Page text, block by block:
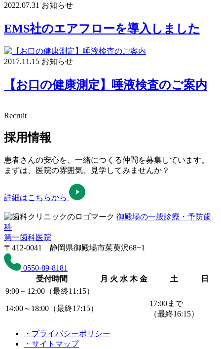
2022.07.31 お知らせ
EMS社のエアフローを導入しました
2017.11.15 お知らせ
【お口の健康測定】唾液検査のご案内
Recruit
採用情報
患者さんの安心を、一緒につくる仲間を募集しています。
まずは、医院の雰囲気。見学してみませんか？
詳細はこちらから
御殿場の一般診療・予防歯
科
第一歯科医院
〒412-0041 静岡県御殿場市茱萸沢68−1
0550-89-8181
受付時間
月 火 水 木 金 土
日
9:00～12:00（最終11:15）
14:00～18:00（最終17:15）
17:00まで
（最終16:15）
・プライバシーポリシー
・サイトマップ